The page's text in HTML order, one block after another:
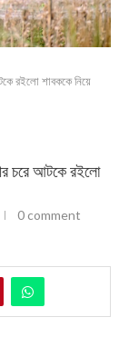
রইলো শাবককে নিয়ে
চরে আটকে রইলো
0 comment